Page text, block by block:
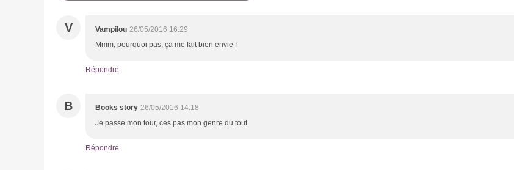
V Vampilou 26/05/2016 16:29
Mmm, pourquoi pas, ça me fait bien envie !
Répondre
B Books story 26/05/2016 14:18
Je passe mon tour, ces pas mon genre du tout
Répondre